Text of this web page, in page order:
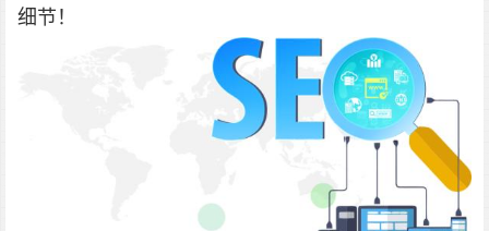
细节！